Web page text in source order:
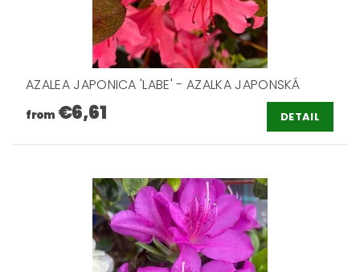
AZALEA JAPONICA 'LABE' - AZALKA JAPONSKÁ
from €6,61 DETAIL